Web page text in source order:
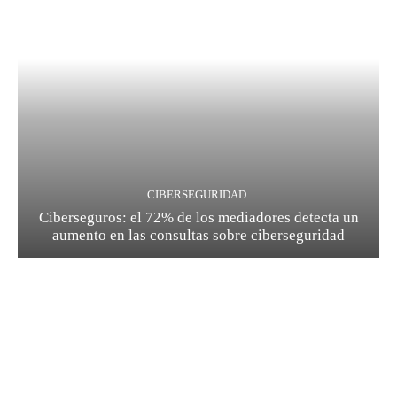
CIBERSEGURIDAD
Ciberseguros: el 72% de los mediadores detecta un
aumento en las consultas sobre ciberseguridad